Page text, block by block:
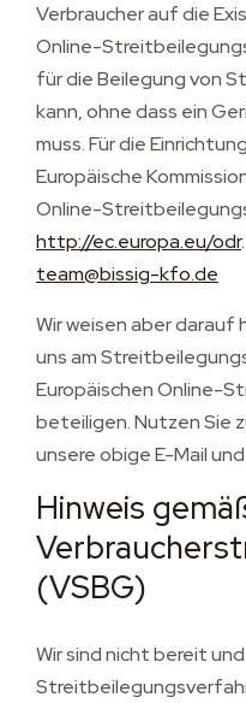
Verbraucher auf die
Online-
für die Beilegung von
kann, ohne dass ein
muss. Für die
Europäische
Online-
http://ec.europa.eu/odr
team@bissig-kfo.de
Wir weisen aber darauf
uns am
Europäischen Online-
beteiligen. Nutzen Sie
unsere obige E-Mail
Hinweis
(VSBG)
Wir sind nicht bereit